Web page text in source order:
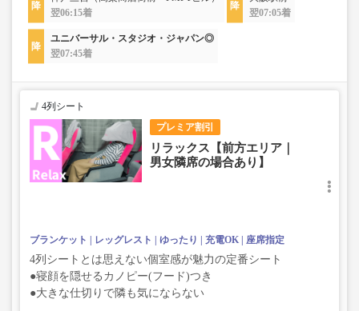
翌06:15着
翌07:05着
ユニバーサル・スタジオ・ジャパン◎
翌07:45着
プレミア割引
4列シート
リラックス【前方エリア｜
男女隣席の場合あり】
ブランケット レッグレスト ゆったり 充電OK 座席指定
4列シートとは思えない個室感が魅力の定番シート
●寝顔を隠せるカノピー(フード)つき
●大きな仕切りで隣も気にならない